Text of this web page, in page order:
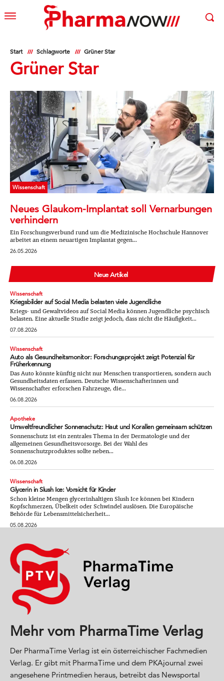
Start Schlagworte Grüner Star
Grüner Star
Wissenschaft
Neues Glaukom-Implantat soll Vernarbungen
verhindern
Ein Forschungsverbund rund um die Medizinische Hochschule Hannover
arbeitet an einem neuartigen Implantat gegen...
26.05.2026
Neue Artikel
Wissenschaft
Kriegsbilder auf Social Media belasten viele Jugendliche
Kriegs- und Gewaltvideos auf Social Media können Jugendliche psychisch
belasten. Eine aktuelle Studie zeigt jedoch, dass nicht die Häufigkeit...
07.08.2026
Wissenschaft
Auto als Gesundheitsmonitor: Forschungsprojekt zeigt Potenzial für
Früherkennung
Das Auto könnte künftig nicht nur Menschen transportieren, sondern auch
Gesundheitsdaten erfassen. Deutsche Wissenschafterinnen und
Wissenschafter erforschen Fahrzeuge, die...
06.08.2026
Apotheke
Umweltfreundlicher Sonnenschutz: Haut und Korallen gemeinsam schützen
Sonnenschutz ist ein zentrales Thema in der Dermatologie und der
allgemeinen Gesundheitsvorsorge. Bei der Wahl des
Sonnenschutzproduktes sollte neben...
06.08.2026
Wissenschaft
Glycerin in Slush Ice: Vorsicht für Kinder
Schon kleine Mengen glycerinhaltigen Slush Ice können bei Kindern
Kopfschmerzen, Übelkeit oder Schwindel auslösen. Die Europäische
Behörde für Lebensmittelsicherheit...
05.08.2026
Mehr vom PharmaTime Verlag
Der PharmaTime Verlag ist ein österreichischer Fachmedien
Verlag. Er gibt mit PharmaTime und dem PKAjournal zwei
angesehene Printmedien heraus, betreibt das Newsportal